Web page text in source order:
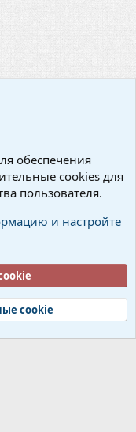
Ltd.
0.0467s Память 13.63MB
обеспечения
cookies для
пользователя.
и настройте
cookie